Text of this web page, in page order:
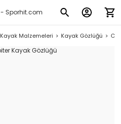
Kayak Malzemeleri Kayak Gözlüğü